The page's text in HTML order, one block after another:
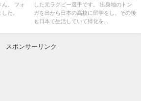
。 フォ
た。
した元ラグビー選手です。 出身地のトン
ガを出から日本の高校に留学をし、その後
も日本で生活していて帰化を...
スポンサーリンク